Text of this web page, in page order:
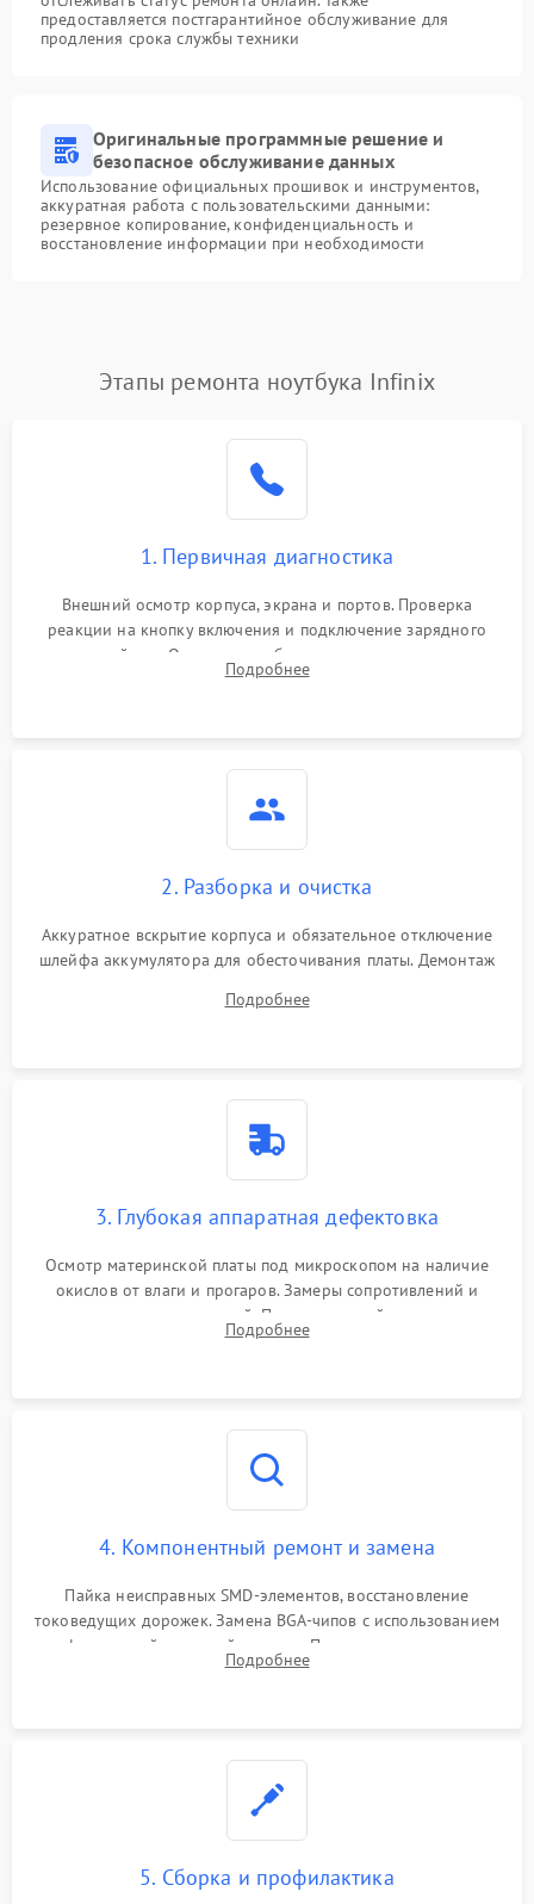
предоставляется постгарантийное обслуживание для
продления срока службы техники
Оригинальные программные решение и
безопасное обслуживание данных
Использование официальных прошивок и инструментов,
аккуратная работа с пользовательскими данными:
резервное копирование, конфиденциальность и
восстановление информации при необходимости
Этапы ремонта ноутбука Infinix
1. Первичная диагностика
Внешний осмотр корпуса, экрана и портов. Проверка
реакции на кнопку включения и подключение зарядного
устройства. Оценка потребления тока с помощью
лабораторного блока питания для локализации проблемы.
Подробнее
2. Разборка и очистка
Аккуратное вскрытие корпуса и обязательное отключение
шлейфа аккумулятора для обесточивания платы. Демонтаж
высохшей термопасты с кристаллов чипов.
Подробнее
3. Глубокая аппаратная дефектовка
Осмотр материнской платы под микроскопом на наличие
окислов от влаги и прогаров. Замеры сопротивлений и
дежурных напряжений. Проверка цепей питания,
мультиконтроллера, процессора и видеочипа.
Подробнее
4. Компонентный ремонт и замена
Пайка неисправных SMD-элементов, восстановление
токоведущих дорожек. Замена BGA-чипов с использованием
инфракрасной паяльной станции. Прошивка микросхемы
BIOS или замена поврежденных портов USB
Подробнее
5. Сборка и профилактика